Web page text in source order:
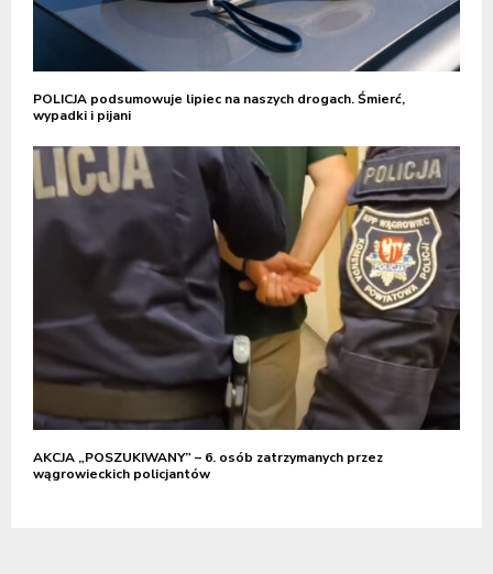
POLICJA podsumowuje lipiec na naszych drogach. Śmierć,
wypadki i pijani
AKCJA „POSZUKIWANY” – 6. osób zatrzymanych przez
wągrowieckich policjantów